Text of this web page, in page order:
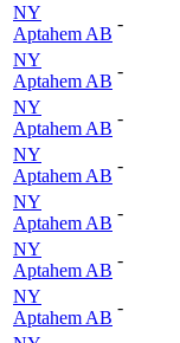
NY
Aptahem AB
-
NY
Aptahem AB
-
NY
Aptahem AB
-
NY
Aptahem AB
-
NY
Aptahem AB
-
NY
Aptahem AB
-
NY
Aptahem AB
-